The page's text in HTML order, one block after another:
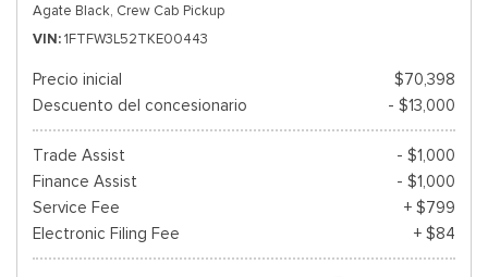
Agate Black, Crew Cab Pickup
VIN 1FTFW3L52TKE00443
Precio inicial
$70,398
Descuento del concesionario
- $13,000
Trade Assist
- $1,000
Finance Assist
- $1,000
Service Fee
+ $799
Electronic Filing Fee
+ $84